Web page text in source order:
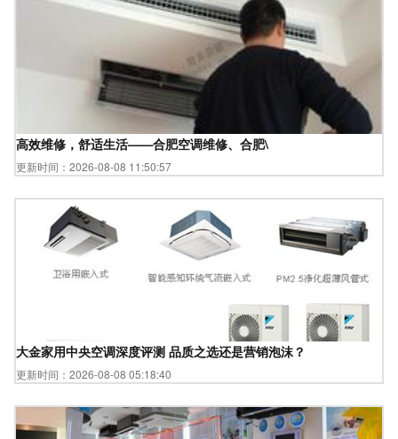
高效维修，舒适生活——合肥空调维修、合肥\
更新时间：2026-08-08 11:50:57
大金家用中央空调深度评测 品质之选还是营销泡沫？
更新时间：2026-08-08 05:18:40